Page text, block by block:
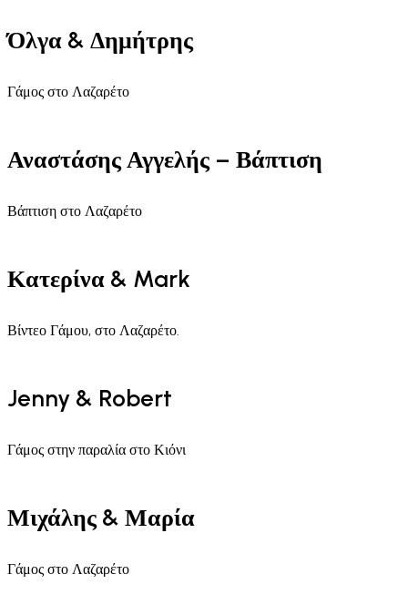
Όλγα & Δημήτρης
Γάμος στο Λαζαρέτο
Αναστάσης Αγγελής – Βάπτιση
Βάπτιση στο Λαζαρέτο
Κατερίνα & Mark
Βίντεο Γάμου, στο Λαζαρέτο.
Jenny & Robert
Γάμος στην παραλία στο Κιόνι
Μιχάλης & Μαρία
Γάμος στο Λαζαρέτο